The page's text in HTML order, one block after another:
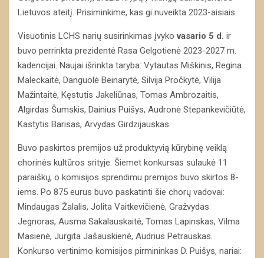
Lietuvos ateitį. Prisiminkime, kas gi nuveikta 2023-aisiais.
Visuotinis LCHS narių susirinkimas įvykovasario 5 d. ir
buvo perrinkta prezidentė Rasa Gelgotienė 2023-2027 m.
kadencijai. Naujai išrinkta taryba: Vytautas Miškinis, Regina
Maleckaitė, Danguolė Beinarytė, Silvija Pročkytė, Vilija
Mažintaitė, Kęstutis Jakeliūnas, Tomas Ambrozaitis,
Algirdas Šumskis, Dainius Puišys, Audronė Stepankevičiūtė,
Kastytis Barisas, Arvydas Girdzijauskas.
Buvo paskirtos premijos už produktyvią kūrybinę veiklą
chorinės kultūros srityje. Šiemet konkursas sulaukė 11
paraiškų, o komisijos sprendimu premijos buvo skirtos 8-
iems. Po 875 eurus buvo paskatinti šie chorų vadovai:
Mindaugas Žalalis, Jolita Vaitkevičienė, Gražvydas
Jegnoras, Ausma Sakalauskaitė, Tomas Lapinskas, Vilma
Masienė, Jurgita Jašauskienė, Audrius Petrauskas.
Konkurso vertinimo komisijos pirmininkas D. Puišys, nariai: